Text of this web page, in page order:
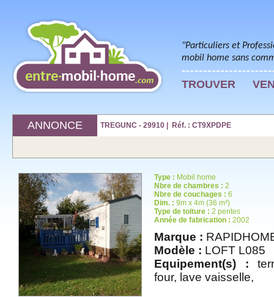
"Particuliers et
mobil home sans
TROUVER
ANNONCE TREGUNC - 29910 | Réf. : CT9XPDPE
Type : Mobil home
Nbre de chambres : 2
Nbre de couchages : 6
Dim. : 9m x 4m (36 m²)
Type de toiture : 2 pentes
Année de fabrication : 2002
Marque :
Modèle : LOFT L085
Equipement(s) :
four, lave vaisselle,